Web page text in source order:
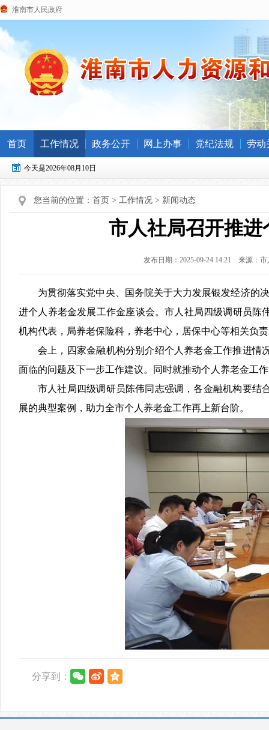
淮南市人民政府
首页 工作情况 政务公开 网上办事 党纪法规 劳动
今天是2026年08月10日
您当前的位置： 首页 > 工作情况 > 新闻动态
市人社局召开推
发布日期：2025-09-24 14:21 来源：市
为贯彻落实党中央、国务院关于大力发展银发经济的
进个人养老金发展工作金座谈会。市人社局四级调研员
机构代表，局养老保险科，养老中心，居保中心等相关负
会上，四家金融机构分别介绍个人养老金工作推进情
面临的问题及下一步工作建议。同时就推动个人养老金工
市人社局四级调研员陈伟同志强调，各金融机构要结
展的典型案例，助力全市个人养老金工作再上新台阶。
分享到：